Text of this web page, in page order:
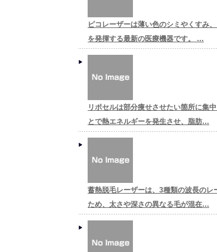
ピコレーザーは薄い色のシミやくすみ
を発揮する最新の医療機器です。 …
リポセルは部分痩せさせたい箇所に集
とで熱エネルギーを発生させ、脂肪…
蓄熱脱毛レーザーは、3種類の波長のレ
ため、太さや深さの異なる毛が混在…